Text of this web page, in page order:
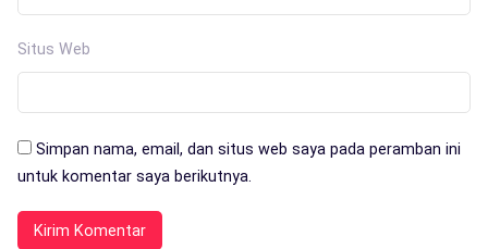
Situs Web
Simpan nama, email, dan situs web saya pada peramban ini
untuk komentar saya berikutnya.